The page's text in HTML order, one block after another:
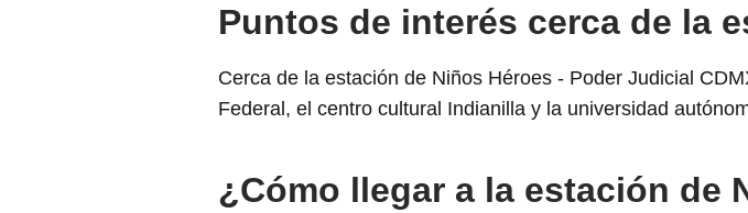
Puntos de interés cerca de la
Cerca de la estación de Niños Héroes - Poder Judicial
Federal, el centro cultural Indianilla y la universidad
¿Cómo llegar a la estación de